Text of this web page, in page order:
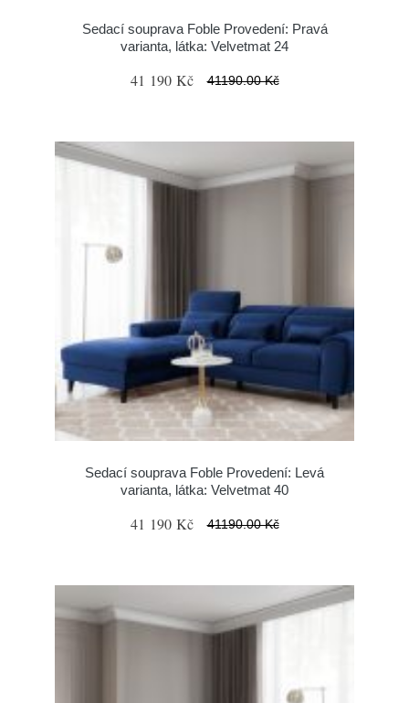
Sedací souprava Foble Provedení: Pravá
varianta, látka: Velvetmat 24
41 190 Kč 41190.00 Kč
Sedací souprava Foble Provedení: Levá
varianta, látka: Velvetmat 40
41 190 Kč 41190.00 Kč